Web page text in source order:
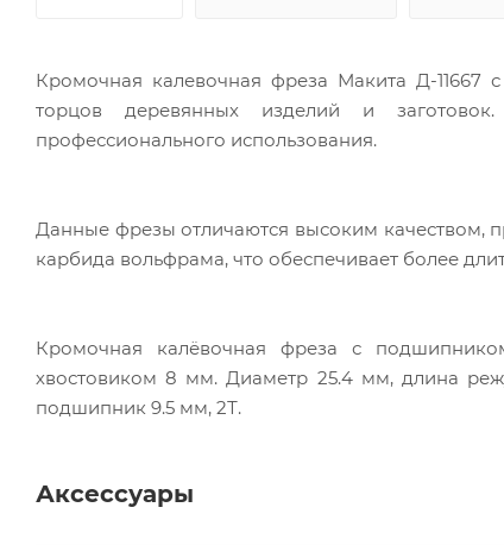
Кромочная калевочная фреза Макита Д-
торцов деревянных изделий и
профессионального использования.
Данные фрезы отличаются высоким качеством,
карбида вольфрама, что обеспечивает более
Кромочная калёвочная фреза с
хвостовиком 8 мм. Диаметр 25.4 мм, длина
подшипник 9.5 мм, 2Т.
Аксессуары